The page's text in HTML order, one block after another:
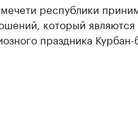
республики
который являются
праздника Курбан-